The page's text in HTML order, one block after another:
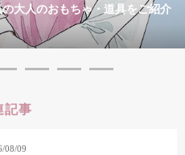
大人のおもちゃ・道具をご紹介
記事
08/09